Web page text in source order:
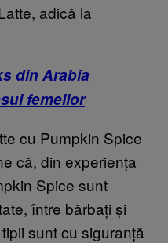
adică la
din Arabia
femeilor
cu Pumpkin Spice
că, din experiența
Spice sunt
între bărbați și
sunt cu siguranță